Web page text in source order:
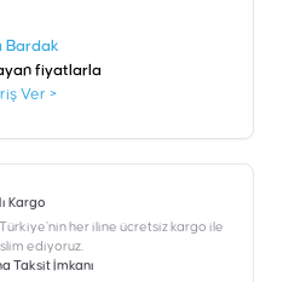
Bardak
fiyatlarla
Ver >
Kargo
her iline ücretsiz kargo ile
ediyoruz.
Taksit İmkanı